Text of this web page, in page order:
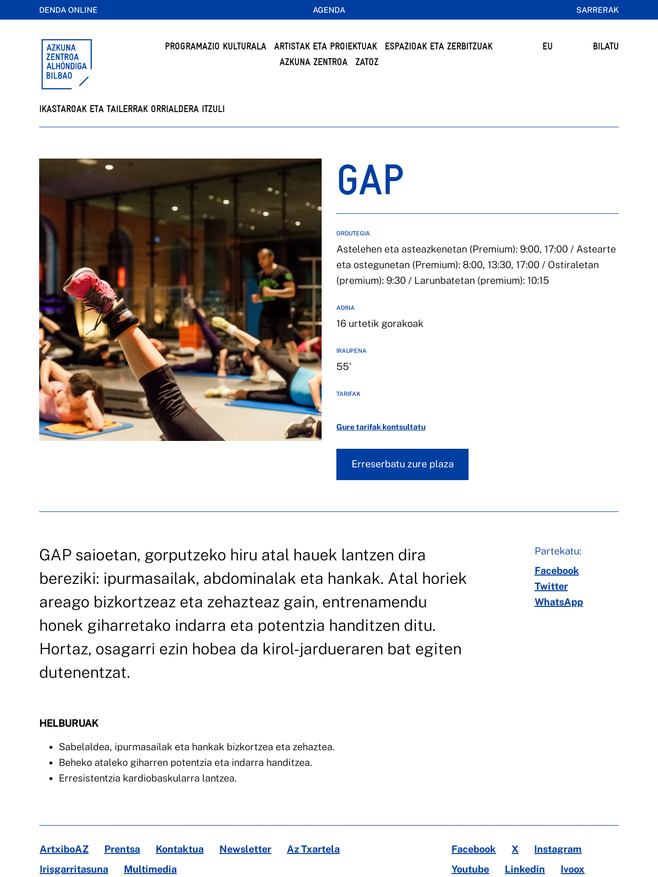
DENDA ONLINE AGENDA SARRERAK
PROGRAMAZIO KULTURALA ARTISTAK ETA PROIEKTUAK
ESPAZIOAK ETA ZERBITZUAK
AZKUNA ZENTROA
ZATOZ
EU BILATU
IKASTAROAK ETA TAILERRAK ORRIALDERA ITZULI
GAP
ORDUTEGIA
Astelehen eta asteazkenetan (Premium): 9:00, 17:00 / Astearte
eta ostegunetan (Premium): 8:00, 13:30, 17:00 / Ostiraletan
(premium): 9:30 / Larunbatetan (premium): 10:15
ADINA
16 urtetik gorakoak
IRAUPENA
55'
TARIFAK
Gure tarifak kontsultatu
Erreserbatu zure plaza
GAP saioetan, gorputzeko hiru atal hauek lantzen dira
bereziki: ipurmasailak, abdominalak eta hankak. Atal horiek
areago bizkortzeaz eta zehazteaz gain, entrenamendu
honek giharretako indarra eta potentzia handitzen ditu.
Hortaz, osagarri ezin hobea da kirol-jardueraren bat egiten
dutenentzat.
HELBURUAK
Sabelaldea, ipurmasailak eta hankak bizkortzea eta zehaztea.
Beheko ataleko giharren potentzia eta indarra handitzea.
Erresistentzia kardiobaskularra lantzea.
Partekatu:
Facebook
Twitter
WhatsApp
ArtxiboAZ Prentsa Kontaktua Newsletter
Az Txartela
Irisgarritasuna
Multimedia
Facebook X
Instagram
Youtube
Linkedin Ivoox